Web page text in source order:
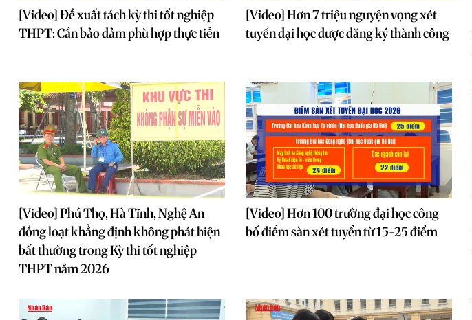
[Video] Đề xuất tách kỳ thi tốt nghiệp
THPT: Cần bảo đảm phù hợp thực tiễn
[Video] Hơn 7 triệu nguyện vọng xét
tuyển đại học được đăng ký thành công
[Video] Phú Thọ, Hà Tĩnh, Nghệ An
đồng loạt khẳng định không phát hiện
bất thường trong Kỳ thi tốt nghiệp
THPT năm 2026
[Video] Hơn 100 trường đại học công
bố điểm sàn xét tuyển từ 15-25 điểm